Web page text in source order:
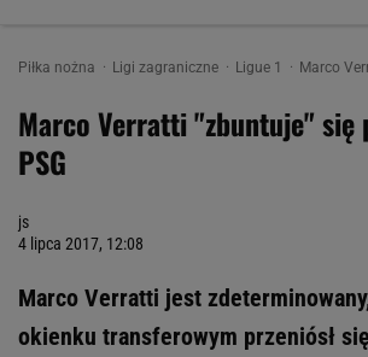
Piłka nożna Ligi zagraniczne Ligue 1 Marco
Marco Verratti "zbuntuje" się
PSG
js
4 lipca 2017, 12:08
Marco Verratti jest
okienku transferowym przeniósł